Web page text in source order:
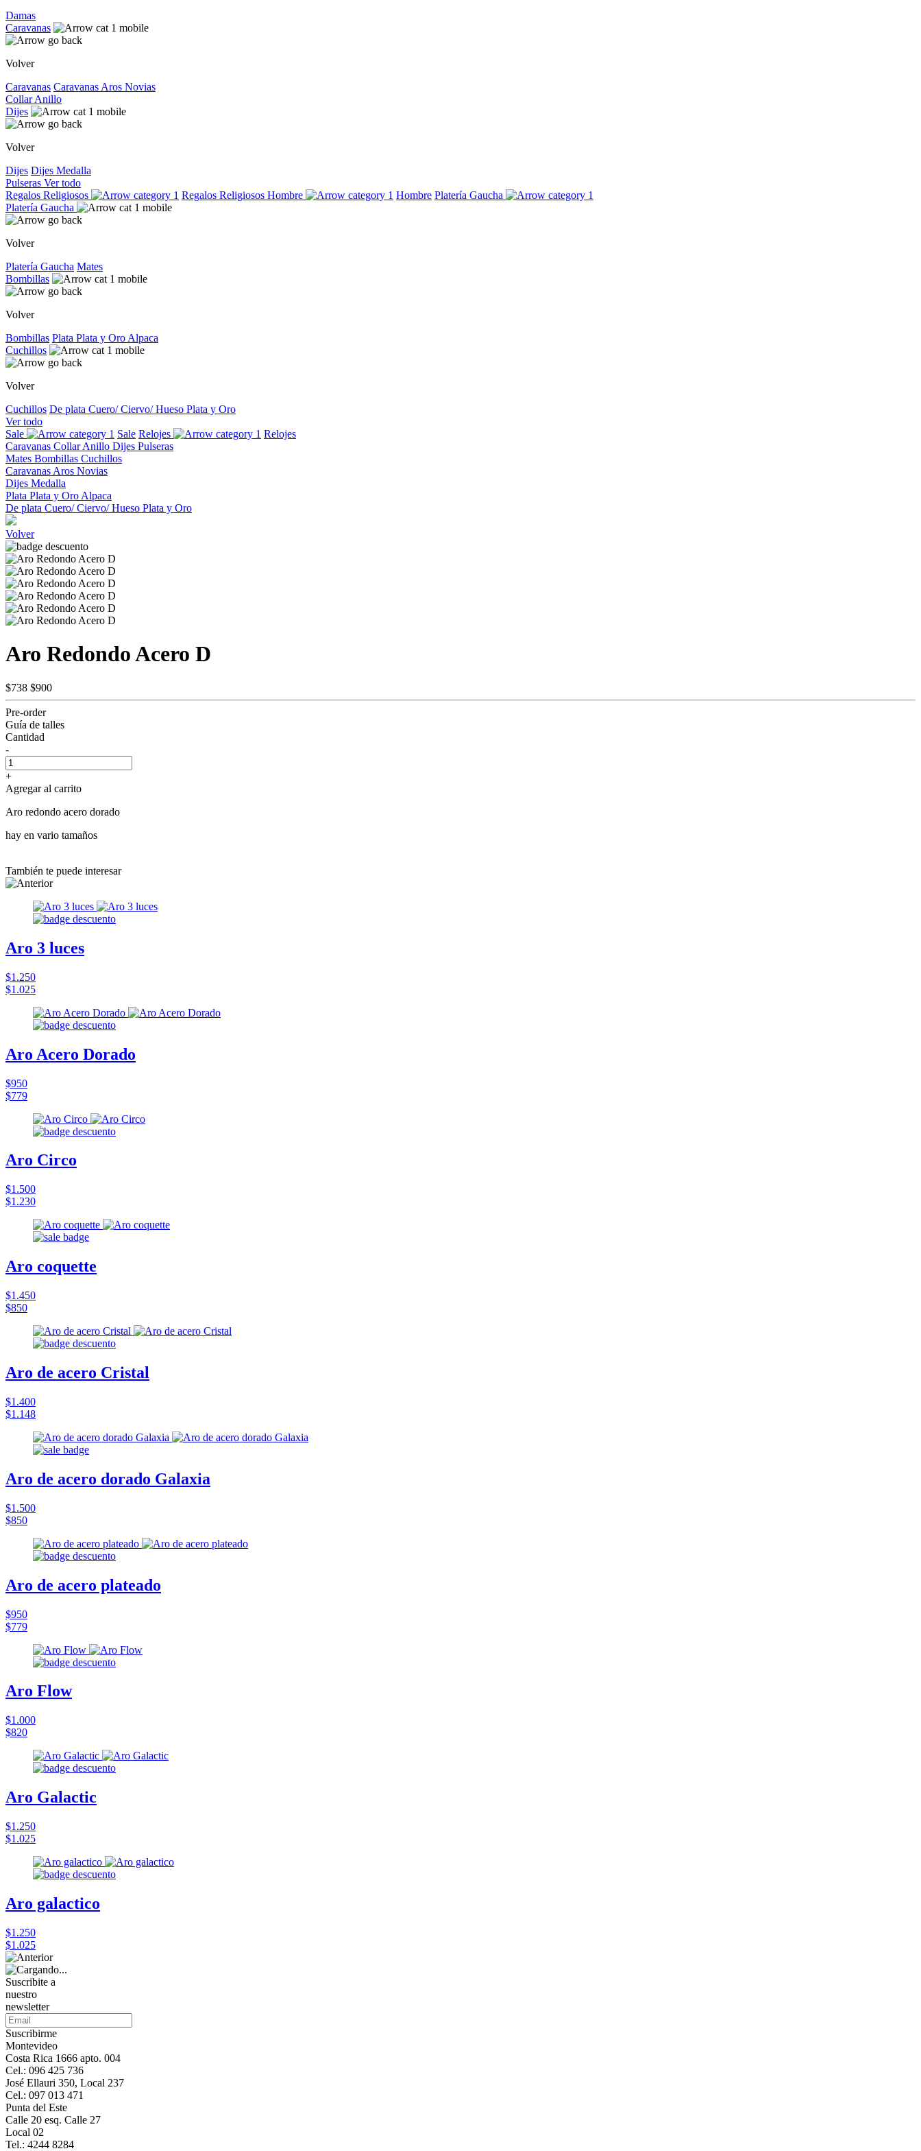
Damas
Caravanas
Volver
Caravanas Caravanas Aros Novias
CollarAnillo
Dijes
Volver
Dijes Dijes Medalla
Pulseras Ver todo
Regalos Religiosos
Regalos Religiosos Hombre Hombre Platería Gaucha
Platería Gaucha
Volver
Platería Gaucha Mates
Bombillas
Volver
Bombillas Plata Plata y Oro Alpaca
Cuchillos
Volver
Cuchillos De plata Cuero/ Ciervo/ Hueso Plata y Oro
Ver todo
Sale
Sale Relojes
Relojes
Caravanas CollarAnillo Dijes Pulseras
Mates Bombillas Cuchillos
Caravanas Aros Novias
Dijes Medalla
Plata Plata y Oro Alpaca
De plata Cuero/ Ciervo/ Hueso Plata y Oro
Volver
Aro Redondo Acero D
$738 $900
Pre-order
Guía de talles
Cantidad
-
+
Agregar al carrito
Aro redondo acero dorado
hay en vario tamaños
También te puede interesar
Aro 3 luces
$1.250
$1.025
Aro Acero Dorado
$950
$779
Aro Circo
$1.500
$1.230
Aro coquette
$1.450
$850
Aro de acero Cristal
$1.400
$1.148
Aro de acero dorado Galaxia
$1.500
$850
Aro de acero plateado
$950
$779
Aro Flow
$1.000
$820
Aro Galactic
$1.250
$1.025
Aro galactico
$1.250
$1.025
Suscribite a
nuestro
newsletter
Suscribirme
Montevideo
Costa Rica 1666 apto. 004
Cel.: 096 425 736
José Ellauri 350, Local 237
Cel.: 097 013 471
Punta del Este
Calle 20 esq. Calle 27
Local 02
Tel.: 4244 8284